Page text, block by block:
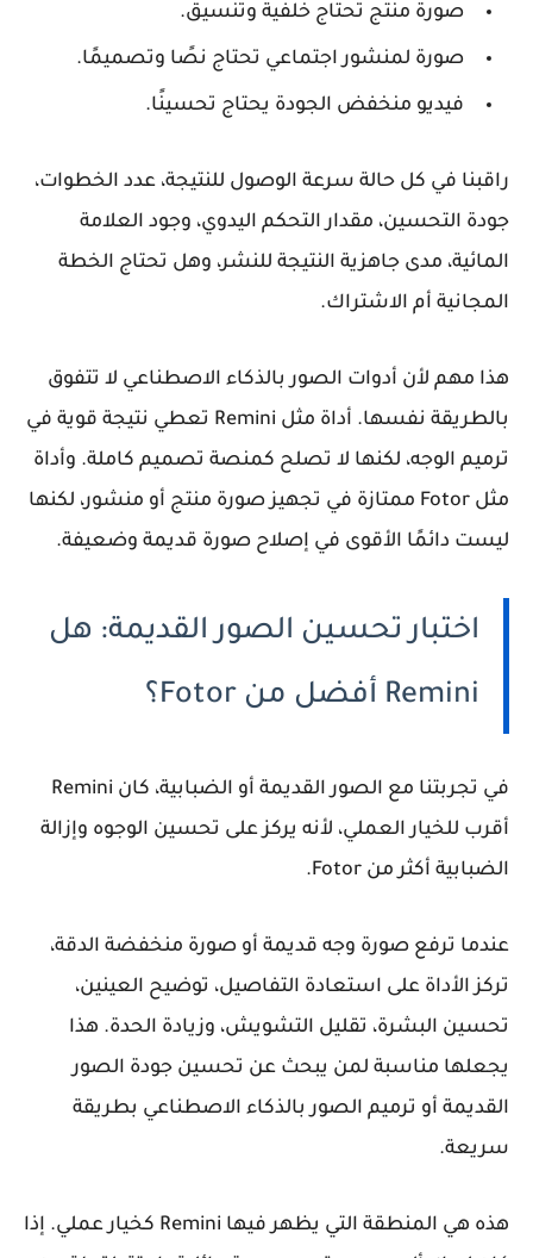
صورة منتج تحتاج خلفية وتنسيق.
صورة لمنشور اجتماعي تحتاج نصًا وتصميمًا.
فيديو منخفض الجودة يحتاج تحسينًا.
راقبنا في كل حالة سرعة الوصول للنتيجة، عدد الخطوات،
جودة التحسين، مقدار التحكم اليدوي، وجود العلامة
المائية، مدى جاهزية النتيجة للنشر، وهل تحتاج الخطة
المجانية أم الاشتراك.
هذا مهم لأن أدوات الصور بالذكاء الاصطناعي لا تتفوق
بالطريقة نفسها. أداة مثل Remini تعطي نتيجة قوية في
ترميم الوجه، لكنها لا تصلح كمنصة تصميم كاملة. وأداة
مثل Fotor ممتازة في تجهيز صورة منتج أو منشور، لكنها
ليست دائمًا الأقوى في إصلاح صورة قديمة وضعيفة.
اختبار تحسين الصور القديمة: هل
Remini أفضل من Fotor؟
في تجربتنا مع الصور القديمة أو الضبابية، كان Remini
أقرب للخيار العملي، لأنه يركز على تحسين الوجوه وإزالة
الضبابية أكثر من Fotor.
عندما ترفع صورة وجه قديمة أو صورة منخفضة الدقة،
تركز الأداة على استعادة التفاصيل، توضيح العينين،
تحسين البشرة، تقليل التشويش، وزيادة الحدة. هذا
يجعلها مناسبة لمن يبحث عن تحسين جودة الصور
القديمة أو ترميم الصور بالذكاء الاصطناعي بطريقة
سريعة.
هذه هي المنطقة التي يظهر فيها Remini كخيار عملي. إذا